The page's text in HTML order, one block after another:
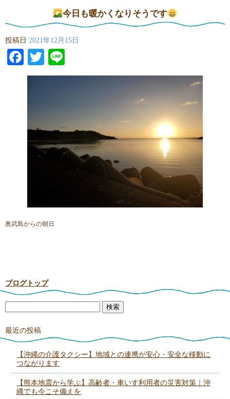
今日も暖かくなりそうです
投稿日 2021年12月15日
Facebook
Twitter
奥武島からの朝日
ブログトップ
最近の投稿
【沖縄の介護タクシー】地域との連携が安心・安全な移動に
つながります
【熊本地震から学ぶ】高齢者・車いす利用者の災害対策｜沖
縄でも今こそ備えを